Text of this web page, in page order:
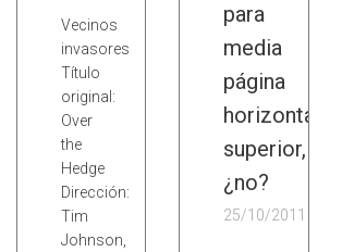
Vecinos
invasores
Título
original:
Over
the
Hedge
Dirección:
Tim
Johnson,
para
media
página
horizontal
superior,
¿no?
25/10/2011